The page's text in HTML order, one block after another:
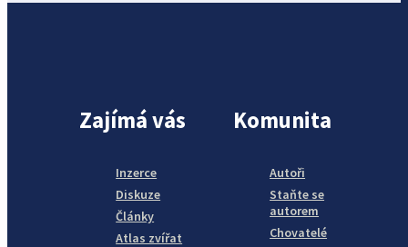
Zajímá vás
Inzerce
Diskuze
Články
Atlas zvířat
Komunita
Autoři
Staňte se
autorem
Chovatelé